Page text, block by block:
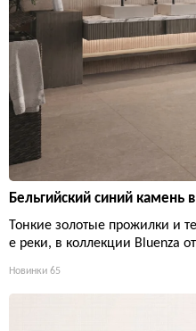
Бельгийский синий камень
Тонкие золотые прожилки и
е реки, в коллекции Bluenza
Новинки 65